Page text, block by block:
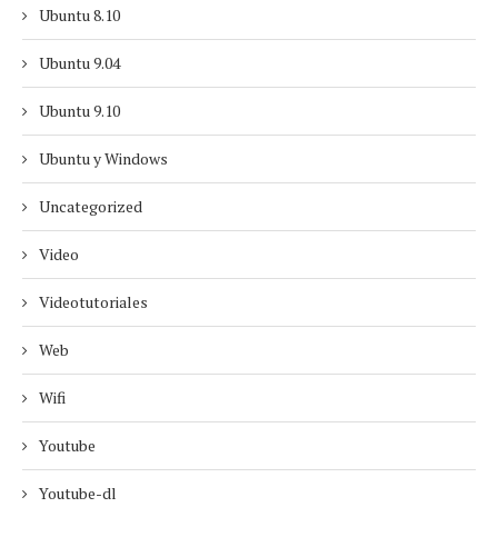
Ubuntu 8.10
Ubuntu 9.04
Ubuntu 9.10
Ubuntu y Windows
Uncategorized
Video
Videotutoriales
Web
Wifi
Youtube
Youtube-dl